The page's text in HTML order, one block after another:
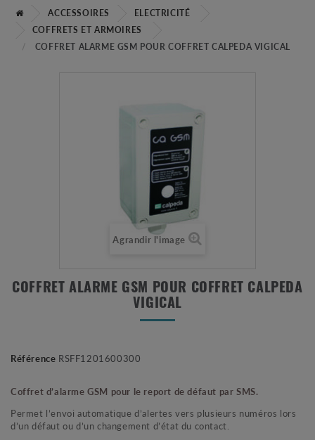
ACCESSOIRES
ELECTRICITÉ
COFFRETS ET ARMOIRES
COFFRET ALARME GSM POUR COFFRET CALPEDA VIGICAL
Agrandir l'image
COFFRET ALARME GSM POUR COFFRET CALPEDA
VIGICAL
Référence RSFF1201600300
Coffret d’alarme GSM pour le report de défaut par SMS.
Permet l’envoi automatique d’alertes vers plusieurs numéros lors
d’un défaut ou d’un changement d’état du contact.